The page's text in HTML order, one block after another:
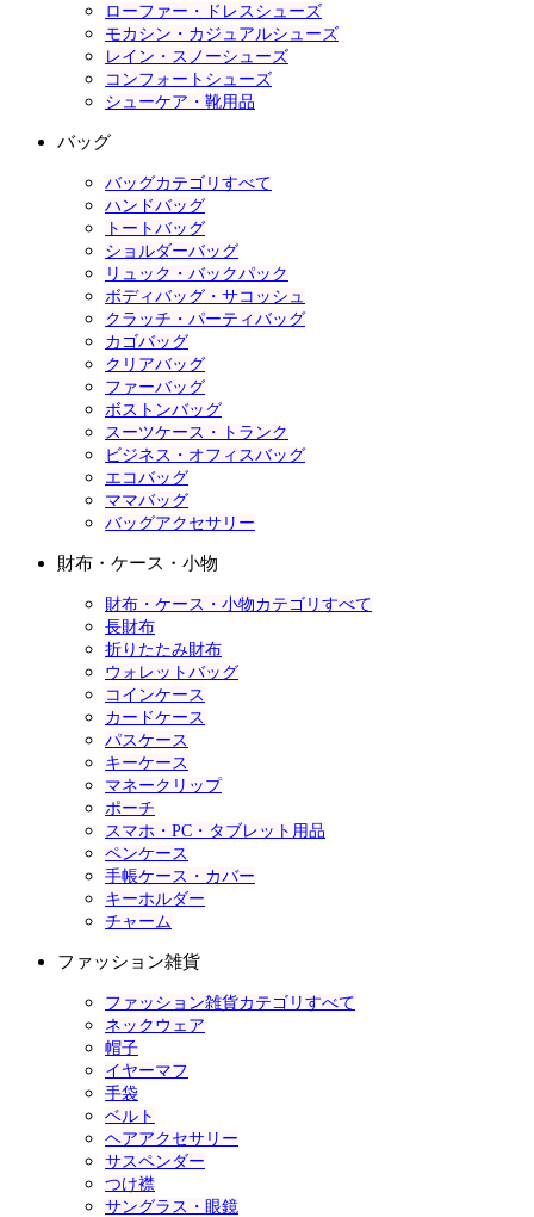
ローファー・ドレスシューズ
モカシン・カジュアルシューズ
レイン・スノーシューズ
コンフォートシューズ
シューケア・靴用品
バッグ
バッグカテゴリすべて
ハンドバッグ
トートバッグ
ショルダーバッグ
リュック・バックパック
ボディバッグ・サコッシュ
クラッチ・パーティバッグ
カゴバッグ
クリアバッグ
ファーバッグ
ボストンバッグ
スーツケース・トランク
ビジネス・オフィスバッグ
エコバッグ
ママバッグ
バッグアクセサリー
財布・ケース・小物
財布・ケース・小物カテゴリすべて
長財布
折りたたみ財布
ウォレットバッグ
コインケース
カードケース
パスケース
キーケース
マネークリップ
ポーチ
スマホ・PC・タブレット用品
ペンケース
手帳ケース・カバー
キーホルダー
チャーム
ファッション雑貨
ファッション雑貨カテゴリすべて
ネックウェア
帽子
イヤーマフ
手袋
ベルト
ヘアアクセサリー
サスペンダー
つけ襟
サングラス・眼鏡